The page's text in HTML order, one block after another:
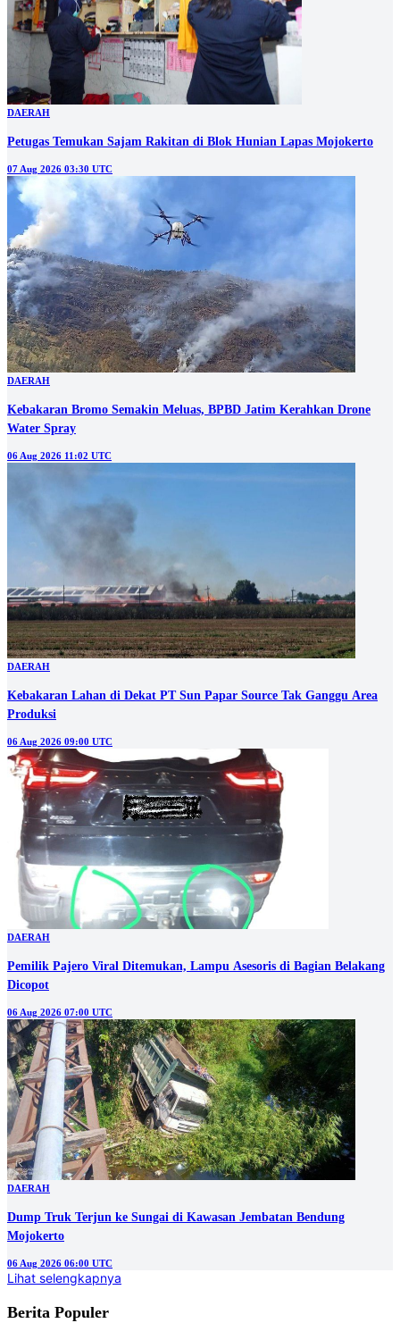
DAERAH
Petugas Temukan Sajam Rakitan di Blok Hunian Lapas Mojokerto
07 Aug 2026 03:30 UTC
DAERAH
Kebakaran Bromo Semakin Meluas, BPBD Jatim Kerahkan Drone
Water Spray
06 Aug 2026 11:02 UTC
DAERAH
Kebakaran Lahan di Dekat PT Sun Papar Source Tak Ganggu Area
Produksi
06 Aug 2026 09:00 UTC
DAERAH
Pemilik Pajero Viral Ditemukan, Lampu Asesoris di Bagian Belakang
Dicopot
06 Aug 2026 07:00 UTC
DAERAH
Dump Truk Terjun ke Sungai di Kawasan Jembatan Bendung
Mojokerto
06 Aug 2026 06:00 UTC
Lihat selengkapnya
Berita Populer